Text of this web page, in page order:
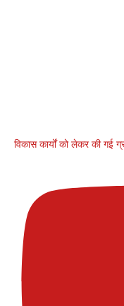
विकास कार्यों को लेकर की गई